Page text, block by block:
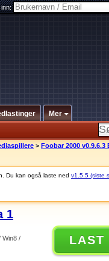
inn:
Mer
> Foobar 2000 v0.9.6.3
Du kan også laste ned v1.5.5 (siste
1
Win8 /
LAST